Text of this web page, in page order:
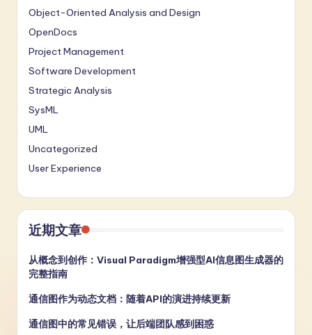
Object-Oriented Analysis and Design
OpenDocs
Project Management
Software Development
Strategic Analysis
SysML
UML
Uncategorized
User Experience
近期文章
从概念到创作：Visual Paradigm增强型AI信息图生成器的
完整指南
通信图作为动态文档：随着API的演进持续更新
通信图中的常见错误，让后端团队感到困惑